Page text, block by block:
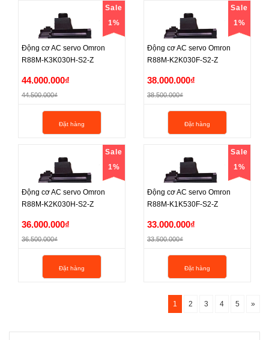
Sale
1%
Động cơ AC servo Omron
R88M-K3K030H-S2-Z
Động cơ AC servo Omron
R88M-K3K030H-S2-Z
44.000.000₫
44.500.000₫
Đặt hàng
Sale
1%
Động cơ AC servo Omron
R88M-K2K030F-S2-Z
Động cơ AC servo Omron
R88M-K2K030F-S2-Z
38.000.000₫
38.500.000₫
Đặt hàng
Sale
1%
Động cơ AC servo Omron
R88M-K2K030H-S2-Z
Động cơ AC servo Omron
R88M-K2K030H-S2-Z
36.000.000₫
36.500.000₫
Đặt hàng
Sale
1%
Động cơ AC servo Omron
R88M-K1K530F-S2-Z
Động cơ AC servo Omron
R88M-K1K530F-S2-Z
33.000.000₫
33.500.000₫
Đặt hàng
1 2 3 4 5 »